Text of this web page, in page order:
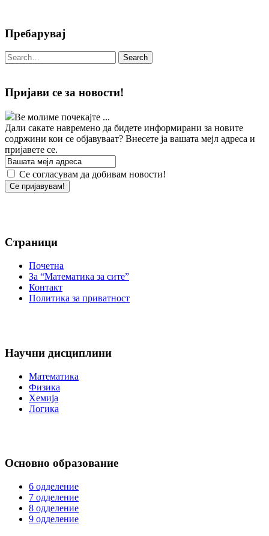
Пребарувај
Пријави се за новости!
Ве молиме почекајте ...
Дали сакате навремено да бидете информирани за новите
содржини кои се објавуваат? Внесете ја вашата мејл адреса и
пријавете се.
Се согласувам да добивам новости!
Страници
Почетна
За “Математика за сите”
Контакт
Политика за приватност
Научни дисциплини
Математика
Физика
Хемија
Логика
Основно образование
6 одделение
7 одделение
8 одделение
9 одделение